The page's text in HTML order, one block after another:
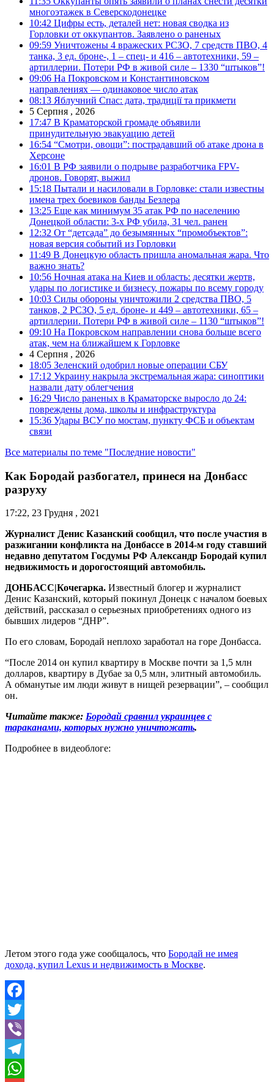
многоэтажек в Северскодонецке
10:42 Цифры есть, деталей нет: новая сводка из
Горловки от оккупантов. Заявлено о раненых
09:59 Уничтожены 4 вражеских РСЗО, 7 средств ПВО, 4
танка, 3 ед. броне-, 1 – спец- и 416 – автотехники, 59 –
артиллерии. Потери РФ в живой силе – 1330 “штыков”!
09:06 На Покровском и Константиновском
направлениях — одинаковое число атак
08:13 Яблучний Спас: дата, традиції та прикмети
5 Серпня , 2026
17:47 В Краматорской громаде объявили
принудительную эвакуацию детей
16:54 “Смотри, овощи”: пострадавший об атаке дрона в
Херсоне
16:01 В РФ заявили о подрыве разработчика FPV-
дронов. Говорят, выжил
15:18 Пытали и насиловали в Горловке: стали известны
имена трех боевиков банды Безлера
13:25 Еще как минимум 35 атак РФ по населению
Донецкой области: 3-х РФ убила, 31 чел. ранен
12:32 От “детсада” до безымянных “промобъектов”:
новая версия событий из Горловки
11:49 В Донецкую область пришла аномальная жара. Что
важно знать?
10:56 Ночная атака на Киев и область: десятки жертв,
удары по логистике и бизнесу, пожары по всему городу
10:03 Силы обороны уничтожили 2 средства ПВО, 5
танков, 2 РСЗО, 5 ед. броне- и 449 – автотехники, 65 –
артиллерии. Потери РФ в живой силе – 1130 “штыков”!
09:10 На Покровском направлении снова больше всего
атак, чем на ближайшем к Горловке
4 Серпня , 2026
18:05 Зеленский одобрил новые операции СБУ
17:12 Украину накрыла экстремальная жара: синоптики
назвали дату облегчения
16:29 Число раненых в Краматорске выросло до 24:
повреждены дома, школы и инфраструктура
15:36 Удары ВСУ по мостам, пункту ФСБ и объектам
связи
Все материалы по теме "Последние новости"
Как Бородай разбогател, принеся на Донбасс
разруху
17:22, 23 Грудня , 2021
Журналист Денис Казанский сообщил, что после участия в
разжигании конфликта на Донбассе в 2014-м году ставший
недавно депутатом Госдумы РФ Александр Бородай купил
недвижимость и дорогостоящий автомобиль.
ДОНБАСС|Кочегарка. Известный блогер и журналист
Денис Казанский, который покинул Донецк с началом боевых
действий, рассказал о серьезных приобретениях одного из
бывших лидеров “ДНР”.
По его словам, Бородай неплохо заработал на горе Донбасса.
“После 2014 он купил квартиру в Москве почти за 1,5 млн
долларов, квартиру в Дубае за 0,5 млн, элитный автомобиль.
А обманутые им люди живут в нищей резервации”, – сообщил
он.
Читайте также: Бородай сравнил украинцев с
тараканами, которых нужно уничтожать.
Подробнее в видеоблоге:
Летом этого года уже сообщалось, что Бородай не имея
дохода, купил Lexus и недвижимость в Москве.
Facebook
Twitter
Viber
Telegram